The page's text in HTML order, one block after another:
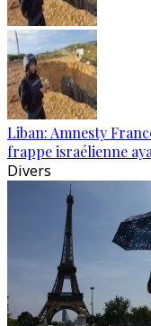
Liban: Amnesty
frappe israélienne
Divers